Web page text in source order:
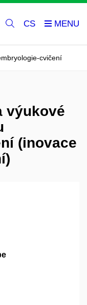
CS
cvičení
výukové
(inovace